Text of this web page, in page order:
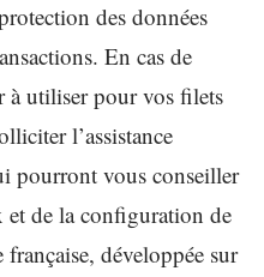
des données
En cas de
à utiliser pour vos filets
l’assistance
pourront vous conseiller
de la configuration de
développée sur